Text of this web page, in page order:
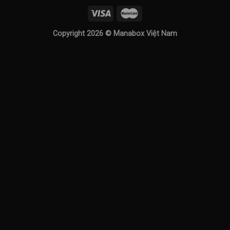
Copyright 2026 © Manabox Việt Nam